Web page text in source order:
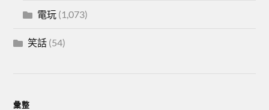
電玩 (1,073)
笑話 (54)
彙整